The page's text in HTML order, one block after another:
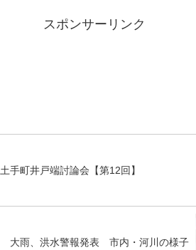
スポンサーリンク
土手町井戸端討論会【第12回】
大雨、洪水警報発表 市内・河川の様子